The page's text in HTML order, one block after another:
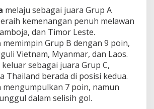
melaju sebagai juara Grup A
kemenangan penuh melawan
dan Timor Leste.
memimpin Grup B dengan 9 poin,
Vietnam, Myanmar, dan Laos.
keluar sebagai juara Grup C,
Thailand berada di posisi kedua.
mengumpulkan 7 poin, namun
dalam selisih gol.